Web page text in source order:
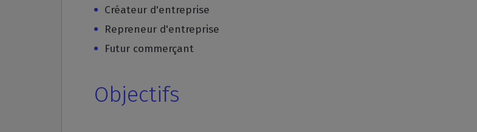
Créateur d'entreprise
Repreneur d'entreprise
Futur commerçant
Objectifs